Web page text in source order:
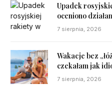
Upadek
oceniono
7 sierpnia, 2026
Wakacje bez
czekałam jak
7 sierpnia, 2026